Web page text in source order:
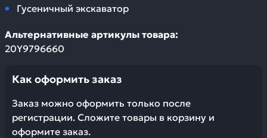
Гусеничный экскаватор
Альтернативные артикулы товара:
20Y9796660
Как оформить заказ
Заказ можно оформить только после
регистрации. Сложите товары в корзину и
оформите заказ.